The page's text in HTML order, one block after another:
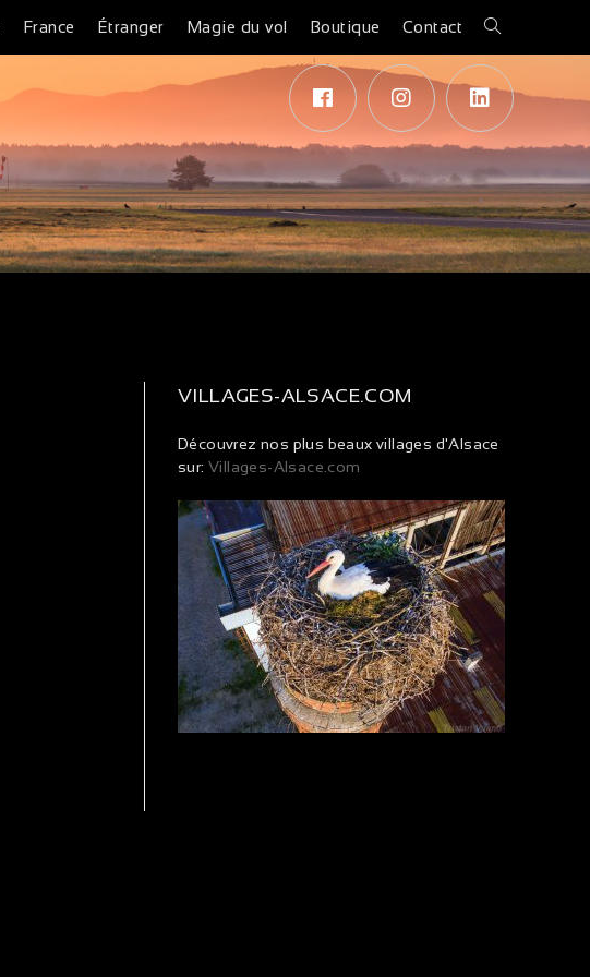
France Étranger Magie du vol Boutique Contact
VILLAGES-ALSACE.COM
Découvrez nos plus beaux villages d'Alsace
sur: Villages-Alsace.com